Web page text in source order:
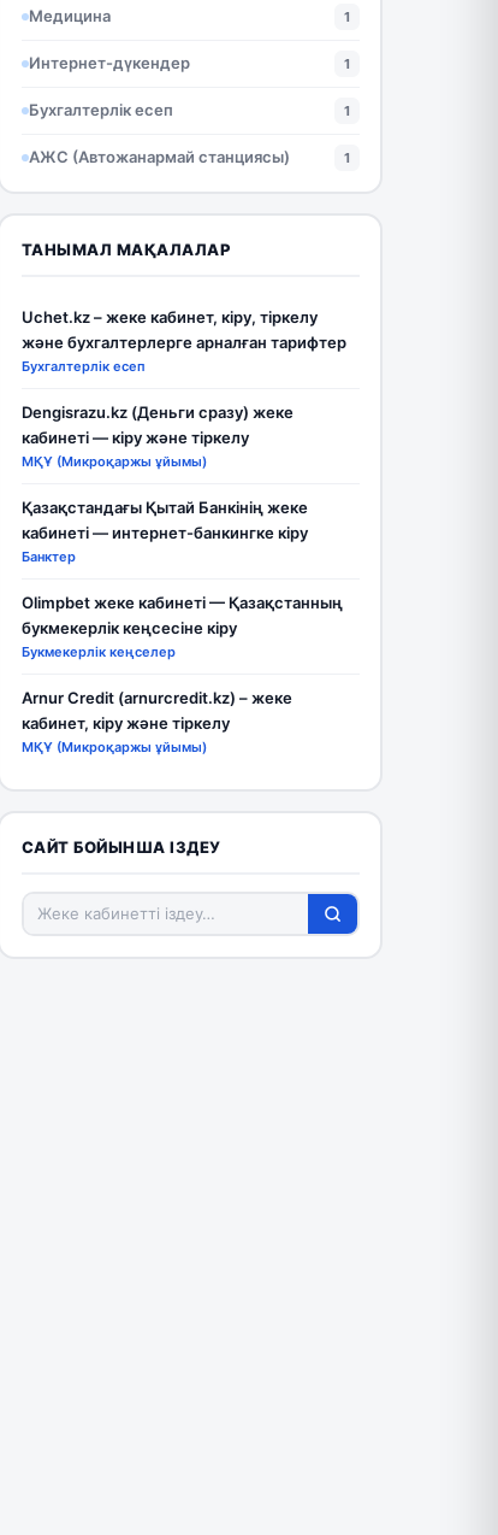
Медицина 1
Интернет-дүкендер 1
Бухгалтерлік есеп 1
АЖС (Автожанармай станциясы) 1
ТАНЫМАЛ МАҚАЛАЛАР
Uchet.kz – жеке кабинет, кіру, тіркелу
және бухгалтерлерге арналған тарифтер
Бухгалтерлік есеп
Dengisrazu.kz (Деньги сразу) жеке
кабинеті — кіру және тіркелу
МҚҰ (Микроқаржы ұйымы)
Қазақстандағы Қытай Банкінің жеке
кабинеті — интернет-банкингке кіру
Банктер
Olimpbet жеке кабинеті — Қазақстанның
букмекерлік кеңсесіне кіру
Букмекерлік кеңселер
Arnur Credit (arnurcredit.kz) – жеке
кабинет, кіру және тіркелу
МҚҰ (Микроқаржы ұйымы)
САЙТ БОЙЫНША ІЗДЕУ